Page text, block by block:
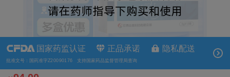
国家药监认证 正品承诺 隐私配送
批准文号：国药准字Z20090176 支持国家药品监督管理局查询